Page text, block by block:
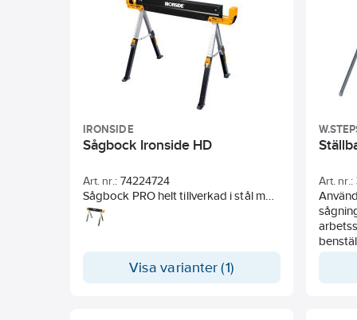
IRONSIDE
Sågbock Ironside HD
Art. nr.: 74224724
Sågbock PRO helt tillverkad i stål med
justerbara
ändar och justerbar upp till 90 mm
Justerbara dimensioner:
Visa varianter (1)
Art. nr.:
mm.